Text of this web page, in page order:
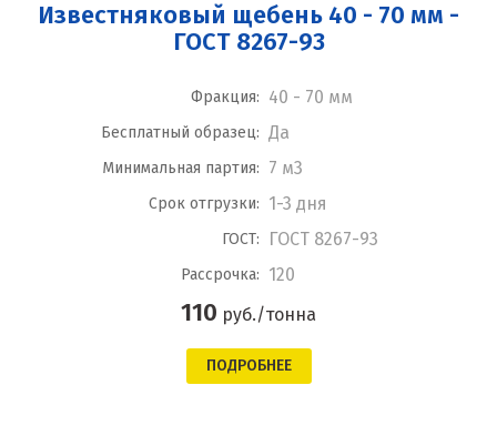
Известняковый щебень 40 - 70 мм -
ГОСТ 8267-93
Фракция: 40 - 70 мм
Бесплатный образец: Да
Минимальная партия: 7 м3
Срок отгрузки: 1-3 дня
ГОСТ: ГОСТ 8267-93
Рассрочка: 120
110 руб./тонна
ПОДРОБНЕЕ